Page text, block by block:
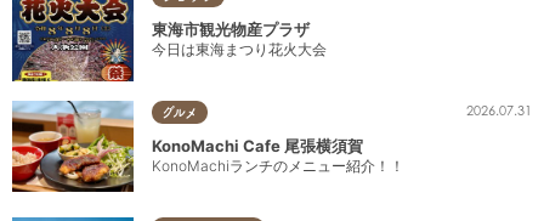
東海市観光物産プラザ
今日は東海まつり花火大会
グルメ 2026.07.31
KonoMachi Cafe 尾張横須賀
KonoMachiランチのメニュー紹介！！